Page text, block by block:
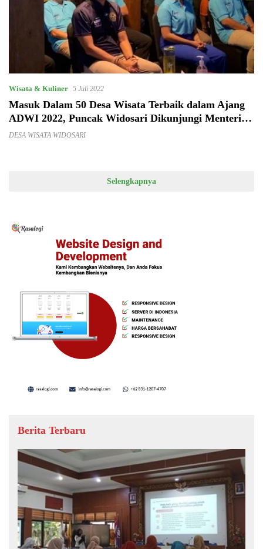
Wisata & Kuliner 5 Juli 2022
Masuk Dalam 50 Desa Wisata Terbaik dalam Ajang
ADWI 2022, Puncak Widosari Dikunjungi Menteri
Sandiaga Uno
DESA WISATA WIDOSARI
Selengkapnya
Berita Terbaru